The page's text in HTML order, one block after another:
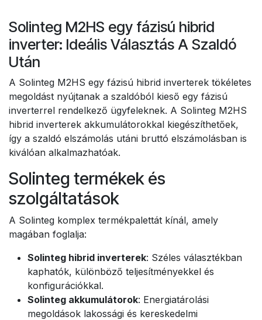
Solinteg M2HS egy fázisú hibrid
inverter: Ideális Választás A Szaldó
Után
A Solinteg M2HS egy fázisú hibrid inverterek tökéletes
megoldást nyújtanak a szaldóból kieső egy fázisú
inverterrel rendelkező ügyfeleknek. A Solinteg M2HS
hibrid inverterek akkumulátorokkal kiegészíthetőek,
így a szaldó elszámolás utáni bruttó elszámolásban is
kiválóan alkalmazhatóak.
Solinteg termékek és
szolgáltatások
A Solinteg komplex termékpalettát kínál, amely
magában foglalja:
Solinteg hibrid inverterek: Széles választékban
kaphatók, különböző teljesítményekkel és
konfigurációkkal.
Solinteg akkumulátorok: Energiatárolási
megoldások lakossági és kereskedelmi